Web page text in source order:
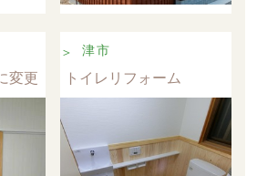
変更
津市
トイレリフォーム